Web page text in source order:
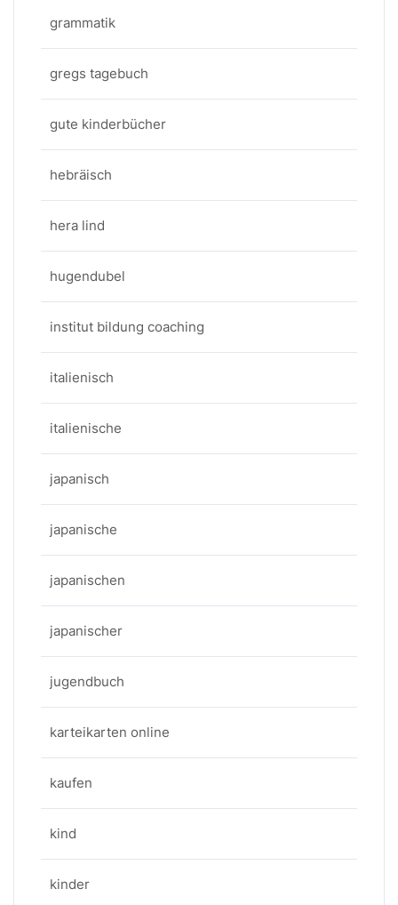
grammatik
gregs tagebuch
gute kinderbücher
hebräisch
hera lind
hugendubel
institut bildung coaching
italienisch
italienische
japanisch
japanische
japanischen
japanischer
jugendbuch
karteikarten online
kaufen
kind
kinder